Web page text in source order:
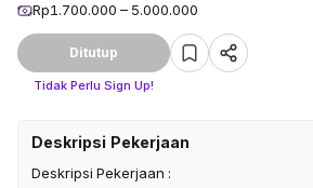
Rp1.700.000 – 5.000.000
Ditutup
Tidak Perlu Sign Up!
Deskripsi Pekerjaan
Deskripsi Pekerjaan :